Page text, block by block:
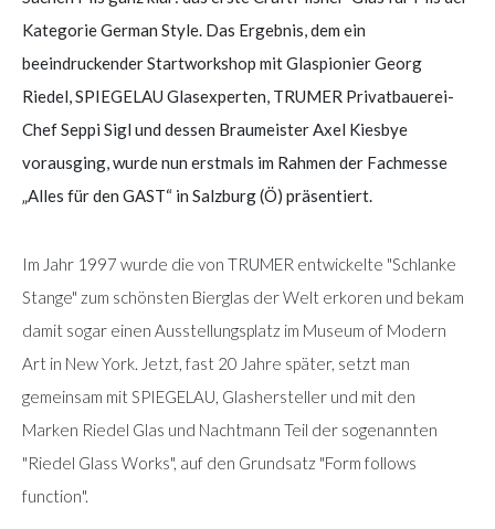
Kategorie German Style. Das Ergebnis, dem ein
beeindruckender Startworkshop mit Glaspionier Georg
Riedel, SPIEGELAU Glasexperten, TRUMER Privatbauerei-
Chef Seppi Sigl und dessen Braumeister Axel Kiesbye
vorausging, wurde nun erstmals im Rahmen der Fachmesse
„Alles für den GAST“ in Salzburg (Ö) präsentiert.
Im Jahr 1997 wurde die von TRUMER entwickelte "Schlanke
Stange" zum schönsten Bierglas der Welt erkoren und bekam
damit sogar einen Ausstellungsplatz im Museum of Modern
Art in New York. Jetzt, fast 20 Jahre später, setzt man
gemeinsam mit SPIEGELAU, Glashersteller und mit den
Marken Riedel Glas und Nachtmann Teil der sogenannten
"Riedel Glass Works", auf den Grundsatz "Form follows
function".